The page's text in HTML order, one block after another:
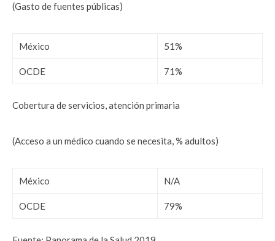
(Gasto de fuentes públicas)
México 51%
OCDE 71%
Cobertura de servicios, atención primaria
(Acceso a un médico cuando se necesita, % adultos)
México N/A
OCDE 79%